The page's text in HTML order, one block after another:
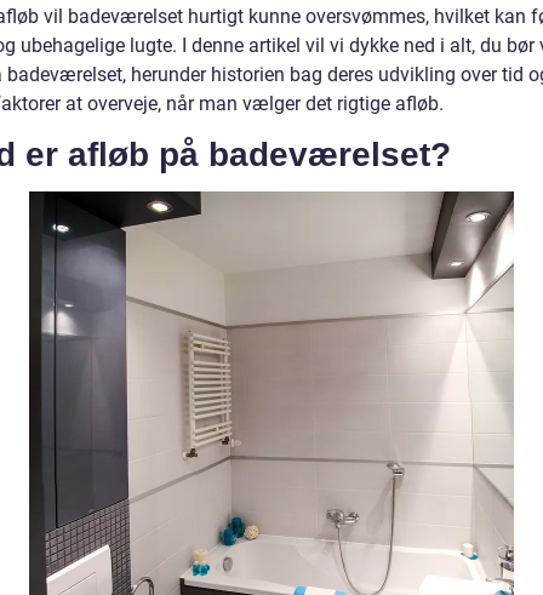
vil badeværelset hurtigt kunne oversvømmes, hvilket kan
ubehagelige lugte. I denne artikel vil vi dykke ned i alt, du bør
badeværelset, herunder historien bag deres udvikling over tid
at overveje, når man vælger det rigtige afløb.
er afløb på badeværelset?